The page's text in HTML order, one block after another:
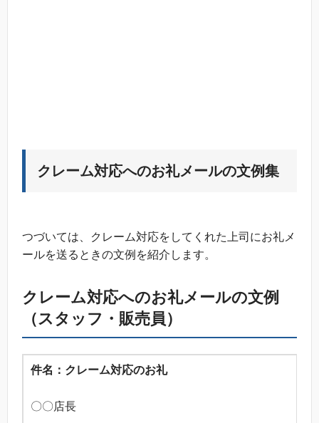
クレーム対応へのお礼メールの文例集
つづいては、クレーム対応をしてくれた上司にお礼メ
ールを送るときの文例を紹介します。
クレーム対応へのお礼メールの文例
（スタッフ・販売員）
件名：クレーム対応のお礼
〇〇店長